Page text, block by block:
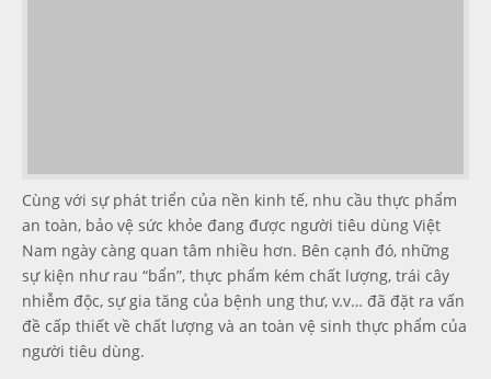
Cùng với sự phát triển của nền kinh tế, nhu cầu thực phẩm
an toàn, bảo vệ sức khỏe đang được người tiêu dùng Việt
Nam ngày càng quan tâm nhiều hơn. Bên cạnh đó, những
sự kiện như rau “bẩn”, thực phẩm kém chất lượng, trái cây
nhiễm độc, sự gia tăng của bệnh ung thư, v.v… đã đặt ra vấn
đề cấp thiết về chất lượng và an toàn vệ sinh thực phẩm của
người tiêu dùng.